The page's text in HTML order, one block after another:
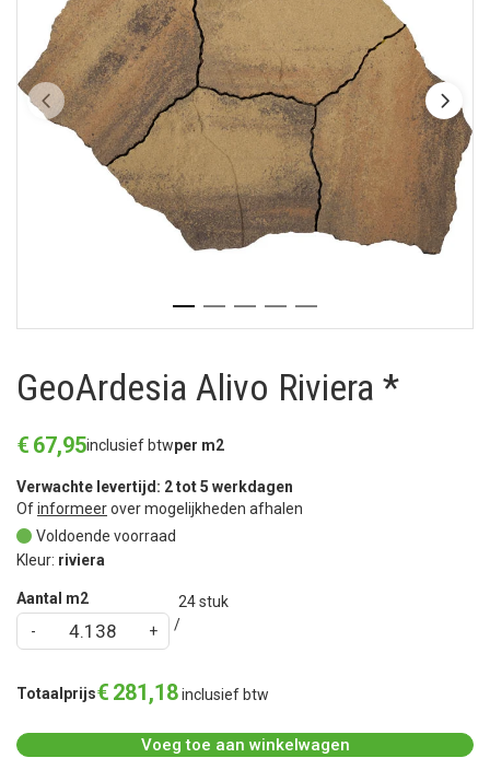
GeoArdesia Alivo Riviera *
€ 67,95inclusief btwper m2
Verwachte levertijd: 2 tot 5 werkdagen
Ofinformeerover mogelijkheden afhalen
Voldoende voorraad
Kleur: riviera
Aantal m2 24stuk
Totaalprijs€ 281,18inclusief btw
Voeg toe aan winkelwagen